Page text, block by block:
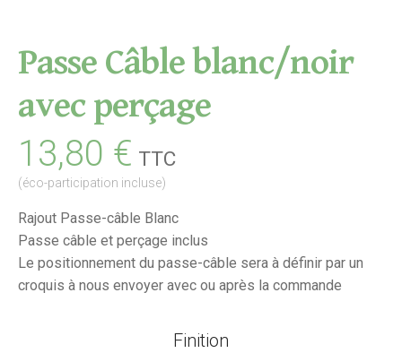
Passe Câble blanc/noir
avec perçage
13,80 € TTC
(éco-participation incluse)
Rajout Passe-câble Blanc
Passe câble et perçage inclus
Le positionnement du passe-câble sera à définir par un
croquis à nous envoyer avec ou après la commande
Finition